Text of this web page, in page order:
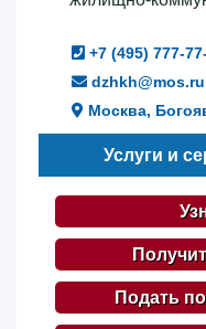
+7 (495) 777-
dzhkh@mos.ru
Москва,
Услуги и
Подать